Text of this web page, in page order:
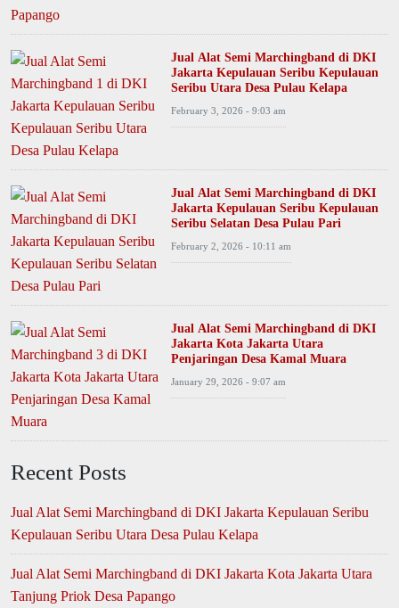
Jual Alat Semi Marchingband di DKI
Jakarta Kepulauan Seribu Kepulauan
Seribu Utara Desa Pulau Kelapa
February 3, 2026 - 9:03 am
Jual Alat Semi Marchingband di DKI
Jakarta Kepulauan Seribu Kepulauan
Seribu Selatan Desa Pulau Pari
February 2, 2026 - 10:11 am
Jual Alat Semi Marchingband di DKI
Jakarta Kota Jakarta Utara
Penjaringan Desa Kamal Muara
January 29, 2026 - 9:07 am
Recent Posts
Jual Alat Semi Marchingband di DKI Jakarta Kepulauan Seribu
Kepulauan Seribu Utara Desa Pulau Kelapa
Jual Alat Semi Marchingband di DKI Jakarta Kota Jakarta Utara
Tanjung Priok Desa Papango